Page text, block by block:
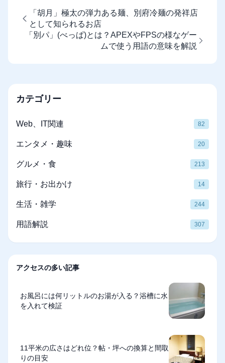
「胡月」極太の弾力ある麺、別府冷麺の発祥店
として知られるお店
「別パ」(べっぱ)とは？APEXやFPSの様なゲー
ムで使う用語の意味を解説
カテゴリー
Web、IT関連 82
エンタメ・趣味 20
グルメ・食 213
旅行・お出かけ 14
生活・雑学 244
用語解説 307
アクセスの多い記事
お風呂には何リットルのお湯が入る？浴槽に水
を入れて検証
11平米の広さはどれ位？帖・坪への換算と間取
りの目安